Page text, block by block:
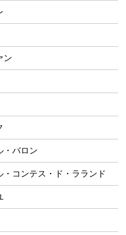
ン
・バロン
コンテス・ド・ラランド